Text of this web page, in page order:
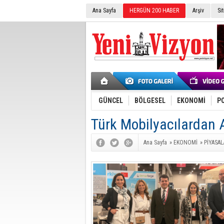
Ana Sayfa HERGÜN 200 HABER Arşiv
GÜNCEL BÖLGESEL EKONOMİ
Türk Mobilyacılardan
Ana Sayfa » EKONOMİ »